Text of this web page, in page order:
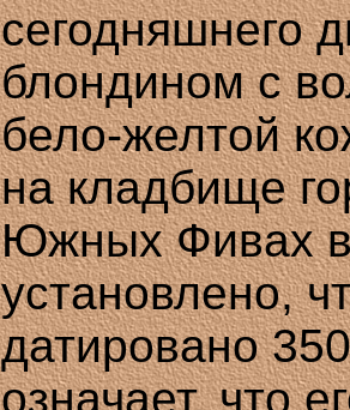
сегодняшнего
блондином с
бело-желтой
на кладбище
Южных Фивах в
установлено,
датировано
означает, что